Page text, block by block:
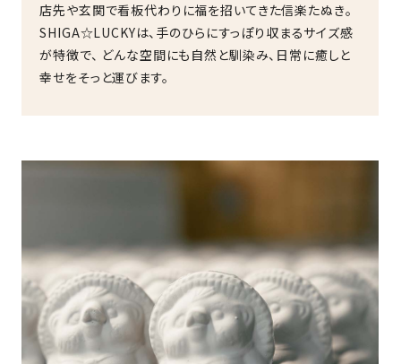
店先や玄関で看板代わりに福を招いてきた信楽たぬき。
SHIGA☆LUCKYは、手のひらにすっぽり収まるサイズ感
が特徴で、 どんな空間にも自然と馴染み、日常に癒しと
幸せをそっと運びます。